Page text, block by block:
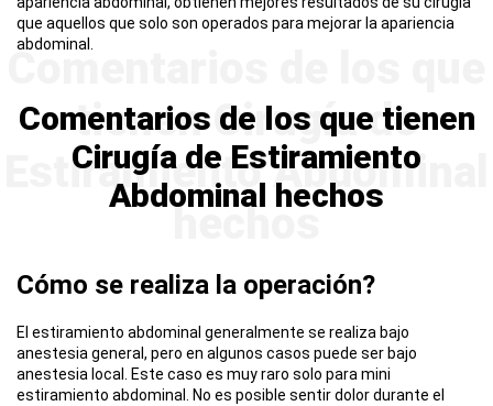
que aquellos que solo son operados para mejorar la apariencia
abdominal.
Comentarios de los que tienen
Cirugía de Estiramiento
Abdominal hechos
Cómo se realiza la operación?
El estiramiento abdominal generalmente se realiza bajo
anestesia general, pero en algunos casos puede ser bajo
anestesia local. Este caso es muy raro solo para mini
estiramiento abdominal. No es posible sentir dolor durante el